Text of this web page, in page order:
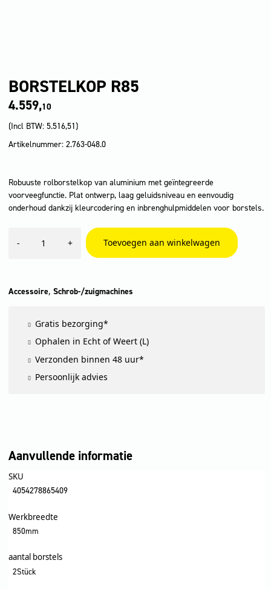
BORSTELKOP R85
4.559,10
(Incl BTW: 5.516,51)
Artikelnummer: 2.763-048.0
Robuuste rolborstelkop van aluminium met geïntegreerde
voorveegfunctie. Plat ontwerp, laag geluidsniveau en eenvoudig
onderhoud dankzij kleurcodering en inbrenghulpmiddelen voor borstels.
-
R85
+ Toevoegen aan winkelwagen
Accessoire, Schrob-/zuigmachines
Gratis bezorging*
Ophalen in Echt of Weert (L)
Verzonden binnen 48 uur*
Persoonlijk advies
Aanvullende informatie
SKU
4054278865409
Werkbreedte
850mm
aantal borstels
2Stück